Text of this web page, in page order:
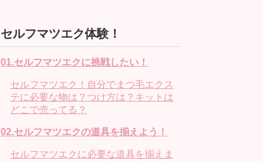
セルフマツエク体験！
01.セルフマツエクに挑戦したい！
セルフマツエク！自分でまつ毛エクス
テに必要な物は？つけ方は？キットは
どこで売ってる？
02.セルフマツエクの道具を揃えよう！
セルフマツエクに必要な道具を揃えま